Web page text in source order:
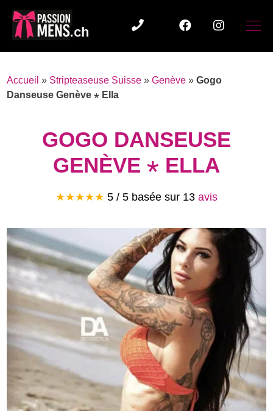
Accueil » Stripteaseuse Suisse »Genève »Gogo
Danseuse Genève ⋆ Ella
GOGO DANSEUSE
GENÈVE ⋆ ELLA
★★★★★ 5 / 5 basée sur 13 avis